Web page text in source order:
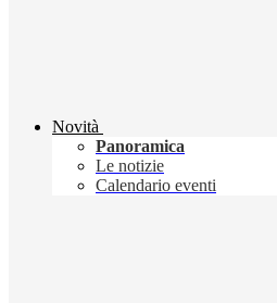
Novità
Panoramica
Le notizie
Calendario eventi